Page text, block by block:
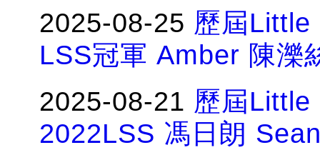
2025-08-25 歷屆Little
LSS冠軍 Amber 陳濼
2025-08-21 歷屆Little
2022LSS 馮日朗